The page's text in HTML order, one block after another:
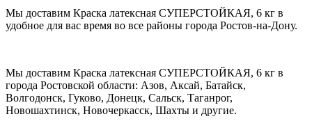
Мы доставим Краска латексная СУПЕРСТОЙКАЯ, 6 кг в
удобное для вас время во все районы города Ростов-на-Дону.
Мы доставим Краска латексная СУПЕРСТОЙКАЯ, 6 кг в
города Ростовской области: Азов, Аксай, Батайск,
Волгодонск, Гуково, Донецк, Сальск, Таганрог,
Новошахтинск, Новочеркасск, Шахты и другие.